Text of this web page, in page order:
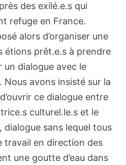
des exilé.e.s qui
refuge en France.
alors d’organiser une
étions prêt.e.s à prendre
un dialogue avec le
Nous avons insisté sur la
ce dialogue entre
culturel.le.s et le
dialogue sans lequel tous
en direction des
une goutte d’eau dans